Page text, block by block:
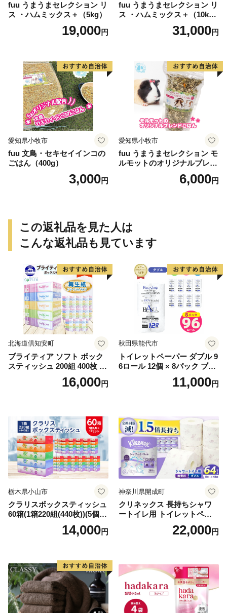
fuu うまうまセレクション リ
ス ・ハムミックス＋（5kg）
19,000円
fuu うまうまセレクション リ
ス ・ハムミックス＋（10k
31,000円
愛知県小牧市
fuu 文鳥・セキセイインコの
ごはん（400g）
3,000円
愛知県小牧市
fuu うまうまセレクション モ
ルモットのオリジナルブレン
6,000円
この返礼品を見た人は
こんな返礼品も見ています
北海道倶知安町
ブライティア ソフト ボック
スティッシュ 200組 400枚 60
箱 日本製 まとめ買い ティッ
シュ リサイクル 長持 防災 常
倶知安町 日用品
16,000円
秋田県能代市
トイレットペーパー ダブル 9
6ロール 12個 × 8パック ブラ
ンカ 再生紙 100％ 芯あり 日
用品 消耗品 無香料 生活用品
11,000円
栃木県小山市
クラリスボックスティッシュ
60箱(1箱220組(440枚))(5個入
り×12セット)【1256759】
14,000円
神奈川県開成町
クリネックス 長持ちシャワ
ートイレ用 トイレットペー
パー（ダブル）64ロール(8ロ
ール×8パック) 開成町 トイレ
蓄 防災 エコ 消耗品 生活雑貨
生活用品 無香料 トイレット
ペーパー ダブル といれっと
ぺーぱー トイレ クレシア ト
イレットペーパー [BDBH002
-1]
22,000円